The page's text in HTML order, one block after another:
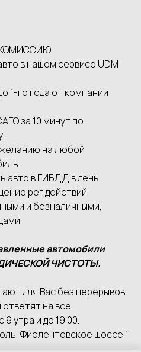
КОМИССИЮ
в нашем сервисе UDМ
1-го года от компании
за 10 минут по
на любой
авто в ГИБДД в день
рег.действий.
и безналичными,
автомобили
ЧИСТОТЫ.
для Вас без перерывов
на все
утра и до 19.00.
Фиолентовское шоссе 1